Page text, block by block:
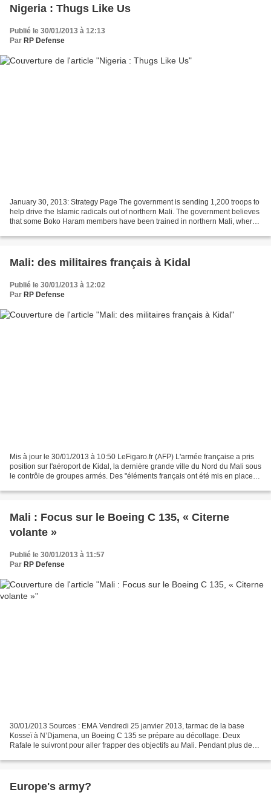
Nigeria : Thugs Like Us
Publié le 30/01/2013 à 12:13
Par RP Defense
January 30, 2013: Strategy Page The government is sending 1,200 troops to
help drive the Islamic radicals out of northern Mali. The government believes
that some Boko Haram members have been trained in northern Mali, where
Mali: des militaires français à Kidal
Publié le 30/01/2013 à 12:02
Par RP Defense
Mis à jour le 30/01/2013 à 10:50 LeFigaro.fr (AFP) L'armée française a pris
position sur l'aéroport de Kidal, la dernière grande ville du Nord du Mali sous
le contrôle de groupes armés. Des "éléments français ont été mis en place
Mali : Focus sur le Boeing C 135, « Citerne
volante »
Publié le 30/01/2013 à 11:57
Par RP Defense
30/01/2013 Sources : EMA Vendredi 25 janvier 2013, tarmac de la base
Kosseï à N’Djamena, un Boeing C 135 se prépare au décollage. Deux
Rafale le suivront pour aller frapper des objectifs au Mali. Pendant plus de
Europe's army?